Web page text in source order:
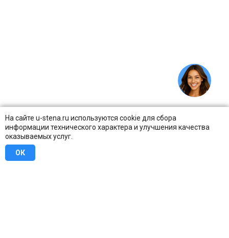
На сайте u-stena.ru используются cookie для сбора
информации технического характера и улучшения качества
оказываемых услуг.
ОК